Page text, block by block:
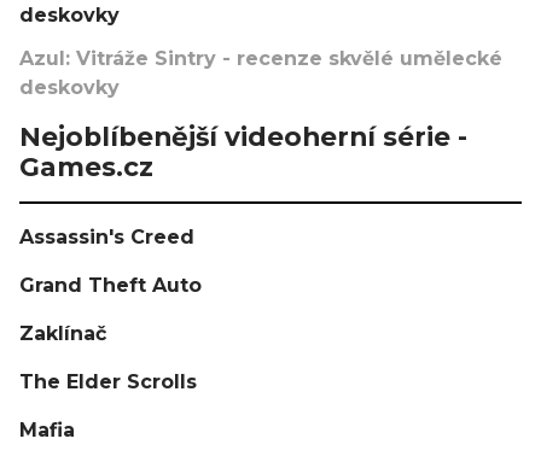
deskovky
Azul: Vitráže Sintry - recenze skvělé umělecké
deskovky
Nejoblíbenější videoherní série -
Games.cz
Assassin's Creed
Grand Theft Auto
Zaklínač
The Elder Scrolls
Mafia